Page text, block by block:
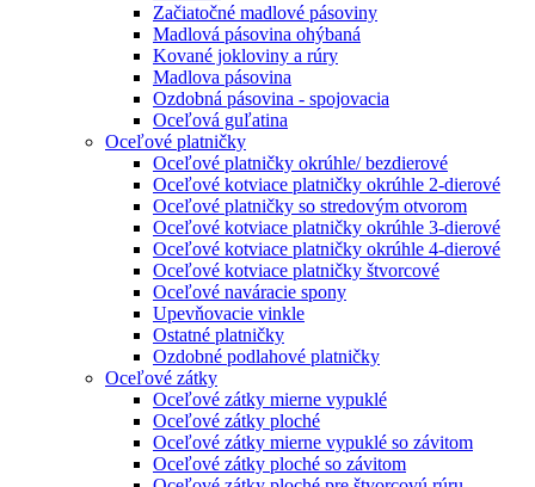
Začiatočné madlové pásoviny
Madlová pásovina ohýbaná
Kované jokloviny a rúry
Madlova pásovina
Ozdobná pásovina - spojovacia
Oceľová guľatina
Oceľové platničky
Oceľové platničky okrúhle/ bezdierové
Oceľové kotviace platničky okrúhle 2-dierové
Oceľové platničky so stredovým otvorom
Oceľové kotviace platničky okrúhle 3-dierové
Oceľové kotviace platničky okrúhle 4-dierové
Oceľové kotviace platničky štvorcové
Oceľové naváracie spony
Upevňovacie vinkle
Ostatné platničky
Ozdobné podlahové platničky
Oceľové zátky
Oceľové zátky mierne vypuklé
Oceľové zátky ploché
Oceľové zátky mierne vypuklé so závitom
Oceľové zátky ploché so závitom